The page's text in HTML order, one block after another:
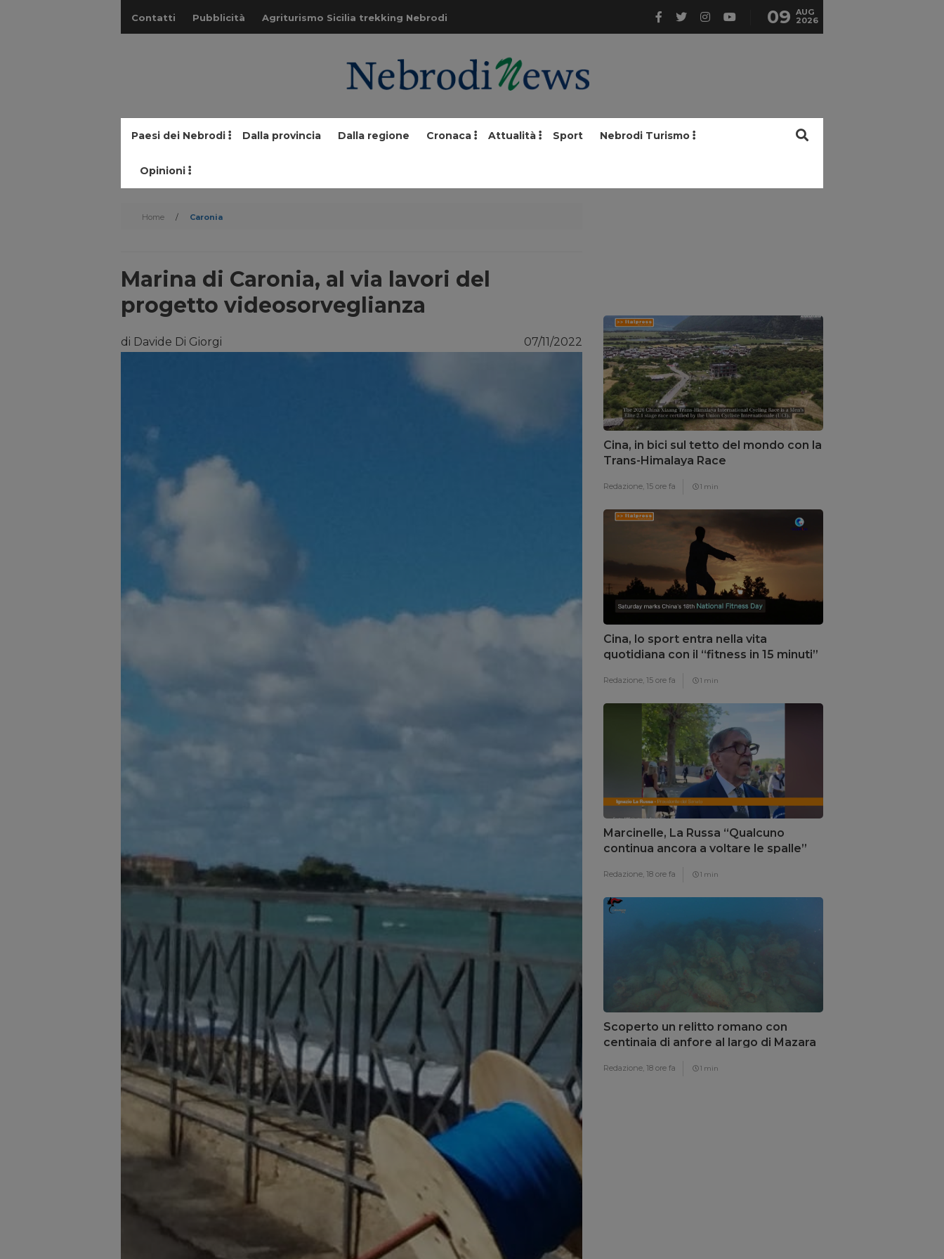
Contatti Pubblicità Agriturismo Sicilia trekking Nebrodi 09 AUG
2026
Paesi dei Nebrodi Dalla provincia Dalla regione Cronaca Attualità Sport Nebrodi Turismo
Opinioni
Home / Caronia
Marina di Caronia, al via lavori del
progetto videosorveglianza
di Davide Di Giorgi 07/11/2022
Cina, in bici sul tetto del mondo con la
Trans-Himalaya Race
Redazione, 15 ore fa 1 min
Cina, lo sport entra nella vita
quotidiana con il “fitness in 15 minuti”
Redazione, 15 ore fa 1 min
Marcinelle, La Russa “Qualcuno
continua ancora a voltare le spalle”
Redazione, 18 ore fa 1 min
Scoperto un relitto romano con
centinaia di anfore al largo di Mazara
Redazione, 18 ore fa 1 min